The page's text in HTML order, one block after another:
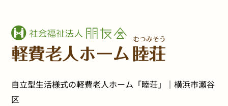
自立型生活様式の軽費老人ホーム「睦荘」｜横浜市瀬谷
区